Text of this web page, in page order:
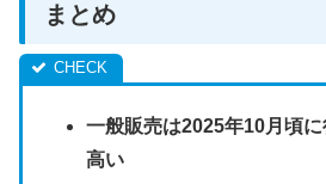
まとめ
一般販売は2025年10月頃
高い